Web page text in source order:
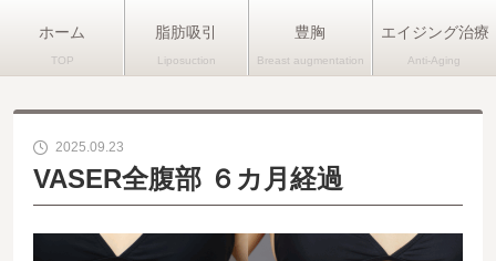
ホーム 脂肪吸引 豊胸 エイジング治療
2025.09.23
VASER全腹部 ６カ月経過